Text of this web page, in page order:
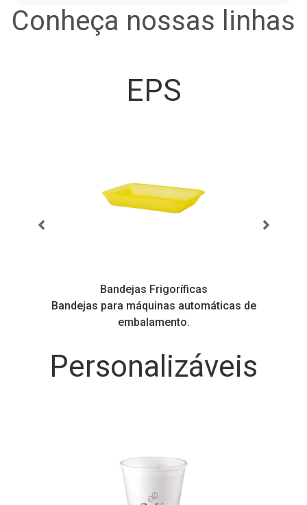
Conheça nossas linhas
EPS
Bandejas Frigoríficas
Bandejas para máquinas automáticas de
embalamento.
Personalizáveis